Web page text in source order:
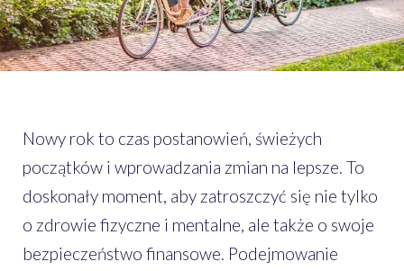
Nowy rok to czas postanowień, świeżych
początków i wprowadzania zmian na lepsze. To
doskonały moment, aby zatroszczyć się nie tylko
o zdrowie fizyczne i mentalne, ale także o swoje
bezpieczeństwo finansowe. Podejmowanie